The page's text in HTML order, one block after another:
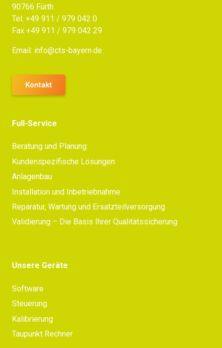
90766 Fürth
Tel. +49 911 / 979 042 0
Fax +49 911 / 979 042 29
Email: info@cts-bayern.de
Kontakt
Full-Service
Beratung und Planung
Kundenspezifische Lösungen
Anlagenbau
Installation und Inbetriebnahme
Reparatur, Wartung und Ersatzteilversorgung
Validierung – Die Basis Ihrer Qualitätssicherung
Unsere Geräte
Software
Steuerung
Kalibrierung
Taupunkt Rechner